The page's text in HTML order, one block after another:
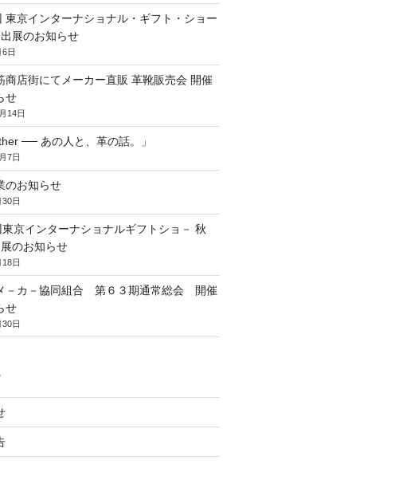
東京インターナショナル・ギフト・ショー
展のお知らせ
日
商店街にてメーカー直販 革靴販売会 開催
せ
14日
── あの人と、革の話。」
7日
のお知らせ
日
京インターナショナルギフトショ－ 秋
のお知らせ
日
－カ－協同組合 第６３期通常総会 開催
せ
日